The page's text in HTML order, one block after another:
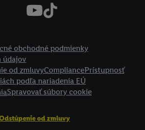
obchodné podmienky
údajov
od zmluvyCompliancePrístupnosť
podľa nariadenia EÚ
Spravovať súbory cookie
od zmluvy
Ďalšie informácie vrátane informácií o dobe